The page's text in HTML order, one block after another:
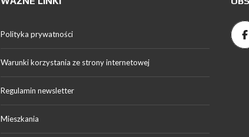
Polityka prywatności
Warunki korzystania ze strony internetowej
Regulamin newsletter
Mieszkania